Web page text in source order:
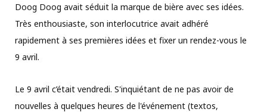
Doog Doog avait séduit la marque de bière avec ses idées.
Très enthousiaste, son interlocutrice avait adhéré
rapidement à ses premières idées et fixer un rendez-vous le
9 avril.
Le 9 avril c’était vendredi. S'inquiétant de ne pas avoir de
nouvelles à quelques heures de l'événement (textos,